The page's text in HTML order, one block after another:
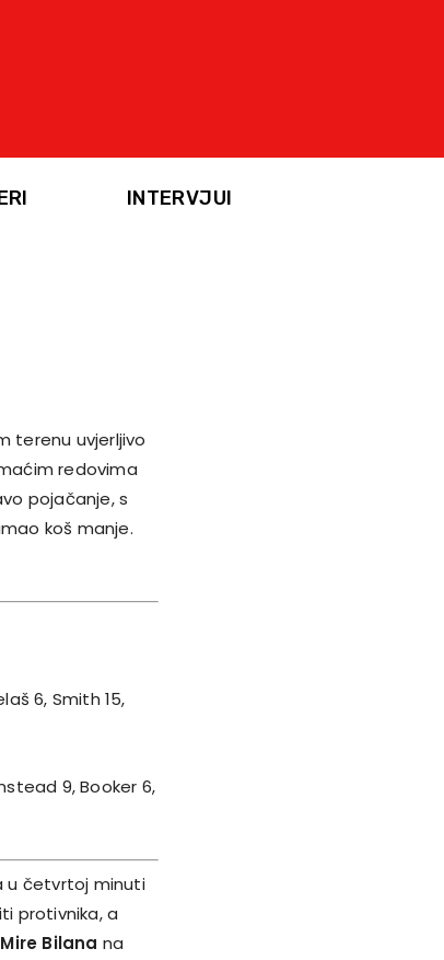
INTERVJUI
terenu uvjerljivo
redovima
pojačanje, s
koš manje.
6, Smith 15,
9, Booker 6,
u četvrtoj minuti
protivnika, a
Mire Bilana na